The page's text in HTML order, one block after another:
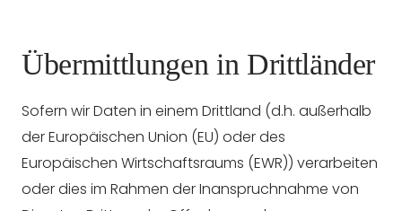
Übermittlungen in Drittländer
Sofern wir Daten in einem Drittland (d.h. außerhalb
der Europäischen Union (EU) oder des
Europäischen Wirtschaftsraums (EWR)) verarbeiten
oder dies im Rahmen der Inanspruchnahme von